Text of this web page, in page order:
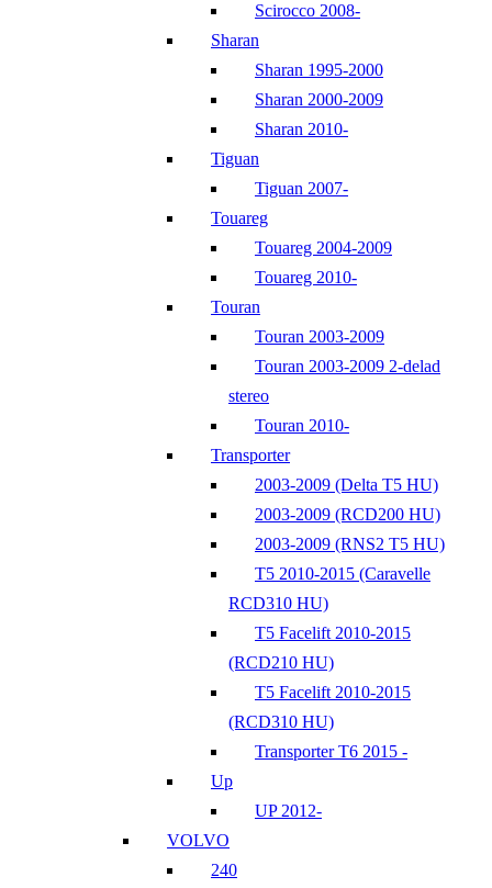
Scirocco 2008-
Sharan
Sharan 1995-2000
Sharan 2000-2009
Sharan 2010-
Tiguan
Tiguan 2007-
Touareg
Touareg 2004-2009
Touareg 2010-
Touran
Touran 2003-2009
Touran 2003-2009 2-delad
stereo
Touran 2010-
Transporter
2003-2009 (Delta T5 HU)
2003-2009 (RCD200 HU)
2003-2009 (RNS2 T5 HU)
T5 2010-2015 (Caravelle
RCD310 HU)
T5 Facelift 2010-2015
(RCD210 HU)
T5 Facelift 2010-2015
(RCD310 HU)
Transporter T6 2015 -
Up
UP 2012-
VOLVO
240